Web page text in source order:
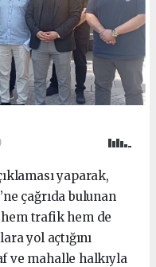
yaparak,
çağrıda bulunan
hem trafik hem de
yol açtığını
ve mahalle halkıyla